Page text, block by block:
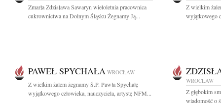
Zmarła Zdzisława Sawaryn wieloletnia pracownica
cukrownictwa na Dolnym Śląsku Żegnamy Ją...
Z wielkim
wyjątkowego
PAWEŁ SPYCHAŁA WROCŁAW
Z wielkim żalem żegnamy Ś.P. Pawła Spychałę
wyjątkowego człowieka, nauczyciela, artystę NFM...
WROCŁAW
Z głębokim
wiadomość o